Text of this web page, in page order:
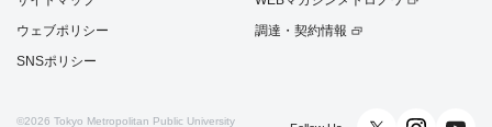
ウェブポリシー
SNSポリシー
調達・契約情報
©2026 Tokyo Metropolitan Public University